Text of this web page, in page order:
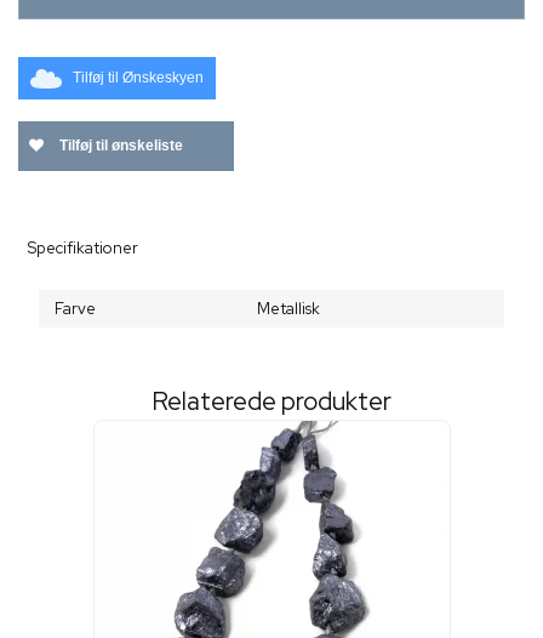
Tilføj til Ønskeskyen
Tilføj til ønskeliste
Specifikationer
Farve Metallisk
Relaterede produkter